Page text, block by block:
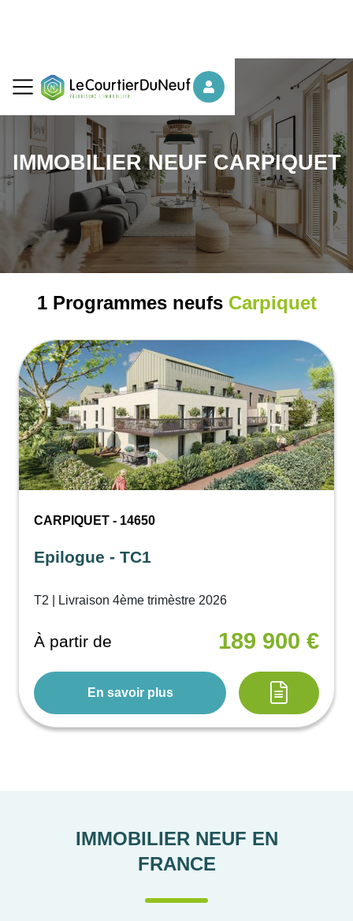
IMMOBILIER NEUF CARPIQUET
1 Programmes neufs Carpiquet
CARPIQUET - 14650
Epilogue - TC1
T2 | Livraison 4ème trimèstre 2026
À partir de 189 900 €
En savoir plus
IMMOBILIER NEUF EN
FRANCE